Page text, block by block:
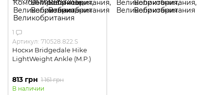
1
Артикул: 710528.822.S
Носки Bridgedale Hike
LightWeight Ankle (M.P.)
813 грн 1 161 грн
В наличии